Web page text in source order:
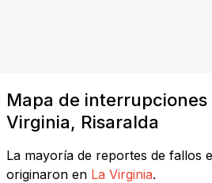
Mapa de interrupciones
Virginia, Risaralda
La mayoría de reportes de fallos
originaron en La Virginia.